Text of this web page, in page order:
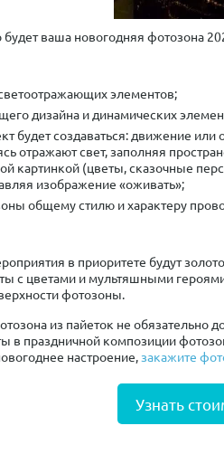
ваша новогодняя фотозона
элементов;
дизайна и динамических
будет создаваться: движение
отражают свет, заполняя
картинкой (цветы, сказочные
изображение «оживать»;
общему стилю и характеру
в приоритете будут
с цветами и мультяшными
фотозоны.
из пайеток не
в праздничной композиции
настроение, закажите
Узнать